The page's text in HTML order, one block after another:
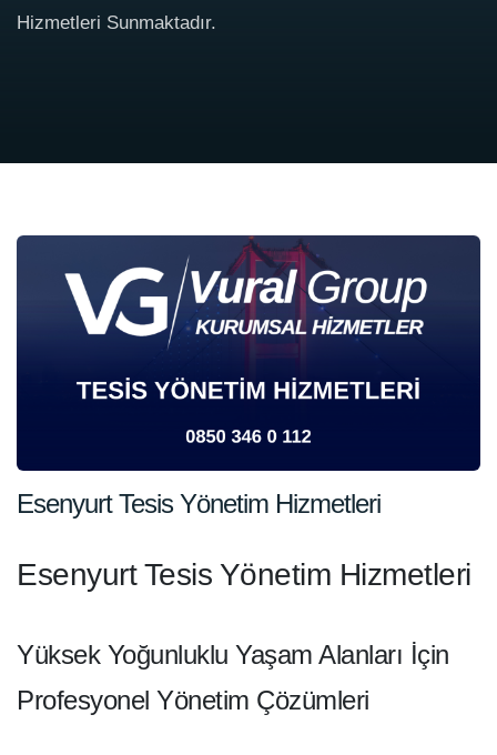
Hizmetleri Sunmaktadır.
Esenyurt Tesis Yönetim Hizmetleri
Esenyurt Tesis Yönetim Hizmetleri
Yüksek Yoğunluklu Yaşam Alanları İçin
Profesyonel Yönetim Çözümleri